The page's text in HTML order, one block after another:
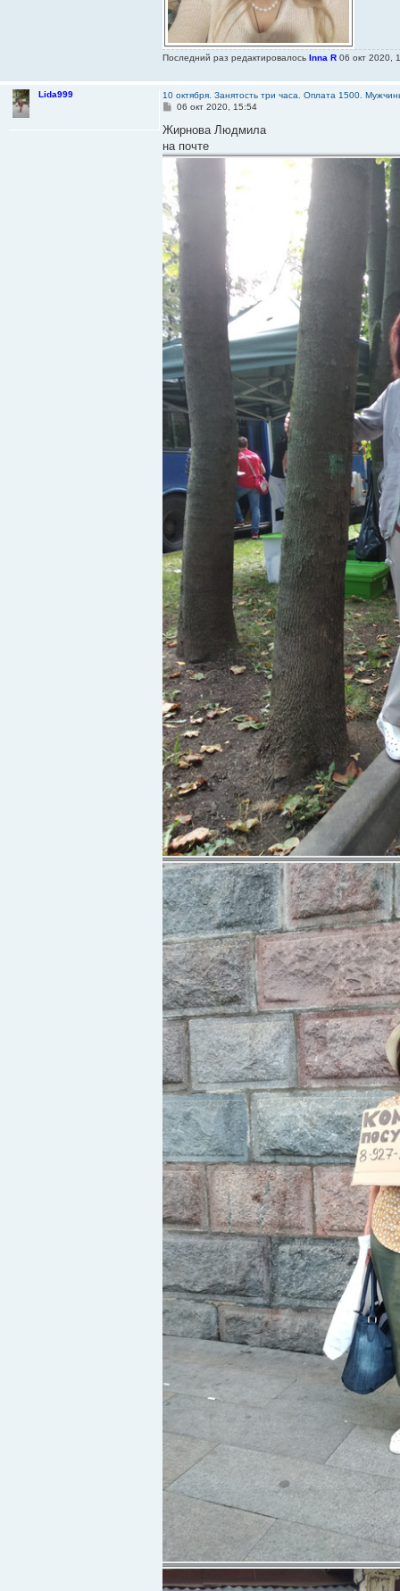
Последний раз редактировалосьInna R 06 окт 2020,
Lida999
10 октября. Занятость три часа. Оплата 1500.
С
о
щ
е
н
е
06 окт 2020, 15:54
Жирнова Людмила
на почте